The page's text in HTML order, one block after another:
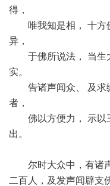
得，
唯我知是相， 十方
异，
于佛所说法， 当生
实。
告诸声闻众、 及求
者，
佛以方便力， 示以
出。
尔时大众中，有诸声
二百人，及发声闻辟支